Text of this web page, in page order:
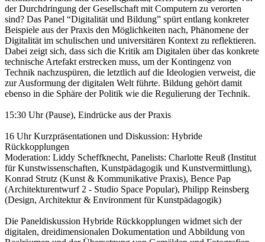
der Durchdringung der Gesellschaft mit Computern zu verorten
sind? Das Panel “Digitalität und Bildung” spürt entlang konkreter
Beispiele aus der Praxis den Möglichkeiten nach, Phänomene der
Digitalität im schulischen und universitären Kontext zu reflektieren.
Dabei zeigt sich, dass sich die Kritik am Digitalen über das konkrete
technische Artefakt erstrecken muss, um der Kontingenz von
Technik nachzuspüren, die letztlich auf die Ideologien verweist, die
zur Ausformung der digitalen Welt führte. Bildung gehört damit
ebenso in die Sphäre der Politik wie die Regulierung der Technik.
15:30 Uhr (Pause), Eindrücke aus der Praxis
16 Uhr Kurzpräsentationen und Diskussion: Hybride
Rückkopplungen
Moderation: Liddy Scheffknecht, Panelists: Charlotte Reuß (Institut
für Kunstwissenschaften, Kunstpädagogik und Kunstvermittlung),
Konrad Strutz (Kunst & Kommunikative Praxis), Bence Pap
(Architekturentwurf 2 - Studio Space Popular), Philipp Reinsberg
(Design, Architektur & Environment für Kunstpädagogik)
Die Paneldiskussion Hybride Rückkopplungen widmet sich der
digitalen, dreidimensionalen Dokumentation und Abbildung von